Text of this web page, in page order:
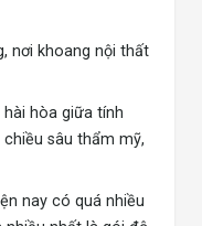
nơi khoang nội thất
hòa giữa tính
sâu thẩm mỹ,
nay có quá nhiều